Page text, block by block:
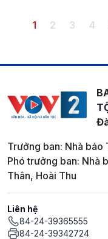
Pagination
Trang hiện thời
1 Trang
2 Trang
3 4
Trưởng ban: Nhà báo
Phó trưởng ban: Nhà
Thân, Hoài Thu
Liên hệ
84-24-39365555
84-24-39342724